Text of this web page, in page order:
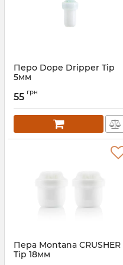
Перо Dope Dripper Tip
5мм
55 грн
Пера Montana CRUSHER
Tip 18мм